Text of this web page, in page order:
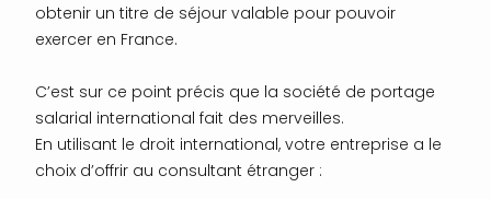
obtenir un titre de séjour valable pour pouvoir
exercer en France.
C’est sur ce point précis que la société de portage
salarial international fait des merveilles.
En utilisant le droit international, votre entreprise a le
choix d’offrir au consultant étranger :